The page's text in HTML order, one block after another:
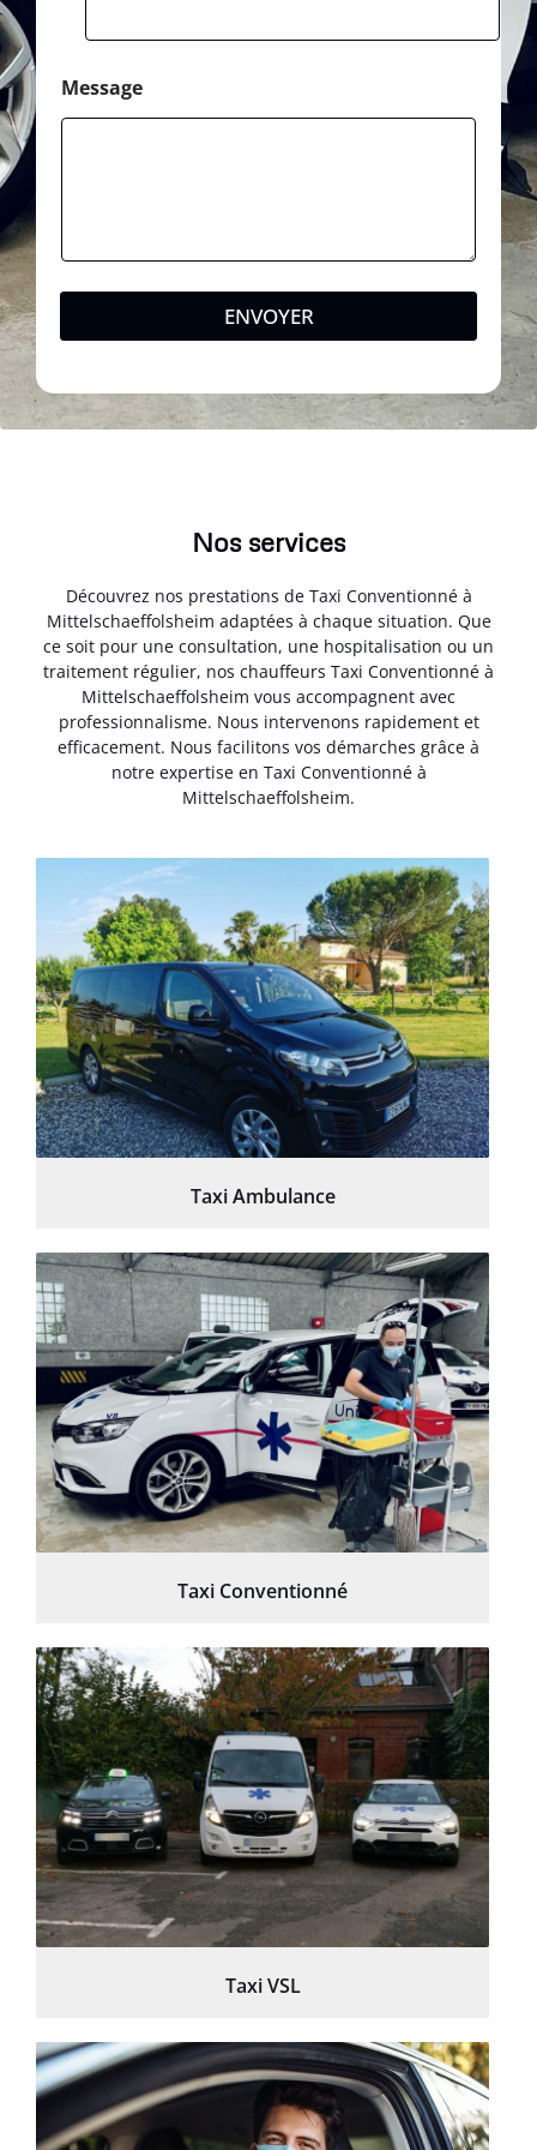
Message
ENVOYER
Nos services
Découvrez nos prestations de Taxi Conventionné à
Mittelschaeffolsheim adaptées à chaque situation. Que
ce soit pour une consultation, une hospitalisation ou un
traitement régulier, nos chauffeurs Taxi Conventionné à
Mittelschaeffolsheim vous accompagnent avec
professionnalisme. Nous intervenons rapidement et
efficacement. Nous facilitons vos démarches grâce à
notre expertise en Taxi Conventionné à
Mittelschaeffolsheim.
Taxi Ambulance
Taxi Conventionné
Taxi VSL